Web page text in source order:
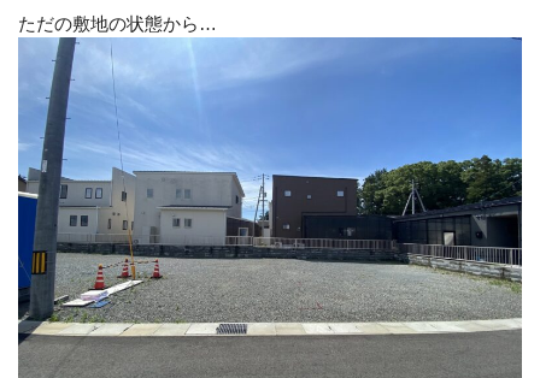
ただの敷地の状態から…